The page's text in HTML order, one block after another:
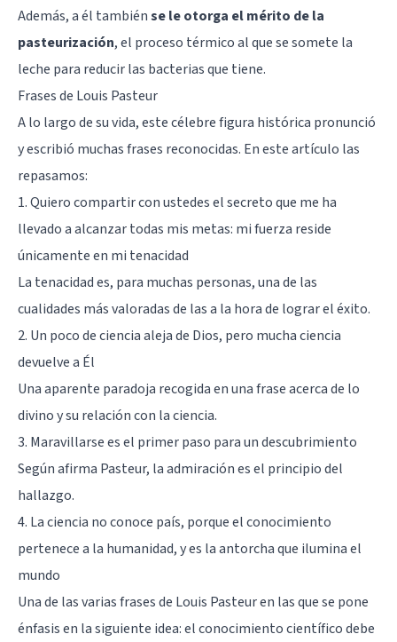
Además, a él tambiénse le otorga el mérito de la
pasteurización, el proceso térmico al que se somete la
leche para reducir las bacterias que tiene.
Frases de Louis Pasteur
A lo largo de su vida, este célebre figura histórica pronunció
y escribió muchas frases reconocidas. En este artículo las
repasamos:
1. Quiero compartir con ustedes el secreto que me ha
llevado a alcanzar todas mis metas: mi fuerza reside
únicamente en mi tenacidad
La tenacidad es, para muchas personas, una de las
cualidades más valoradas de las a la hora de lograr el éxito.
2. Un poco de ciencia aleja de Dios, pero mucha ciencia
devuelve a Él
Una aparente paradoja recogida en una frase acerca de lo
divino y su relación con la ciencia.
3. Maravillarse es el primer paso para un descubrimiento
Según afirma Pasteur, la admiración es el principio del
hallazgo.
4. La ciencia no conoce país, porque el conocimiento
pertenece a la humanidad, y es la antorcha que ilumina el
mundo
Una de las varias frases de Louis Pasteur en las que se pone
énfasis en la siguiente idea: el conocimiento científico debe